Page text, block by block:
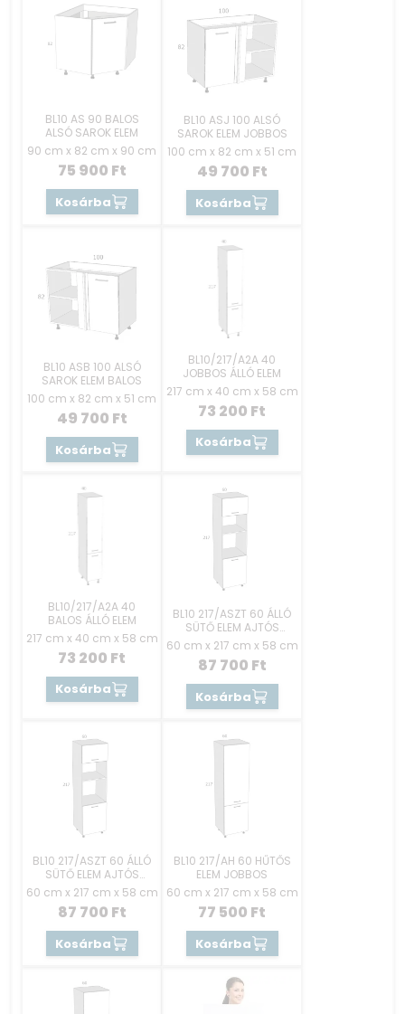
BL10 AS 90 BALOS
ALSÓ SAROK ELEM
90 cm x 82 cm x 90 cm
75 900 Ft
Kosárba
BL10 ASJ 100 ALSÓ
SAROK ELEM JOBBOS
100 cm x 82 cm x 51 cm
49 700 Ft
Kosárba
BL10 ASB 100 ALSÓ
SAROK ELEM BALOS
100 cm x 82 cm x 51 cm
49 700 Ft
Kosárba
BL10/217/A2A 40
JOBBOS ÁLLÓ ELEM
217 cm x 40 cm x 58 cm
73 200 Ft
Kosárba
BL10/217/A2A 40
BALOS ÁLLÓ ELEM
217 cm x 40 cm x 58 cm
73 200 Ft
Kosárba
BL10 217/ASZT 60 ÁLLÓ
SÜTŐ ELEM AJTÓS
JOBBOS
60 cm x 217 cm x 58 cm
87 700 Ft
Kosárba
BL10 217/ASZT 60 ÁLLÓ
SÜTŐ ELEM AJTÓS
BALOS
60 cm x 217 cm x 58 cm
87 700 Ft
Kosárba
BL10 217/AH 60 HŰTŐS
ELEM JOBBOS
60 cm x 217 cm x 58 cm
77 500 Ft
Kosárba